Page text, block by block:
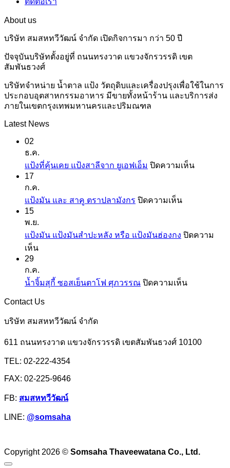
About us
บริษัท สมสหทวีวัฒน์ จำกัด เปิดกิจการมา กว่า 50 ปี
ปัจจุบันบริษัทตั้งอยู่ที่ ถนนทรงวาด แขวงจักรวรรดิ เขต
สัมพันธวงศ์
บริษัทจำหน่าย น้ำตาล แป้ง วัตถุดิบและเครื่องปรุงเพื่อใช้ในการ
ประกอบอุตสาหกรรมอาหาร มีขายทั้งหน้าร้าน และบริการส่ง
ภายในเขตกรุงเทพมหานครและปริมณฑล
Latest News
02
ธ.ค.
แป้งที่คุ้นเคย แป้งสาลีจาก ยูเอฟเอ็ม ปิดความเห็นบน
17
ก.ค.
แป้งมัน และ สาคู ตราปลามังกร ปิดความเห็นบน
และ
15
พ.ย.
แป้งมัน แป้งมันสำปะหลัง หรือ แป้งมันฮ่องกง ปิดความ
เห็นบน
มัน
แป้ง
มัน
หรือ
ฮ่องกง
29
ก.ค.
น้ำจิ้มสุกี้ ซอสเย็นตาโฟ ศุภวรรณ ปิดความเห็นบน
ซอส
Contact Us
บริษัท สมสหทวีวัฒน์ จำกัด
611 ถนนทรงวาด แขวงจักรวรรดิ เขตสัมพันธวงศ์ 10100
TEL: 02-222-4354
FAX: 02-225-9646
FB: สมสหทวีวัฒน์
LINE: @somsaha
Copyright 2026 © Somsaha Thaveewatana Co., Ltd.